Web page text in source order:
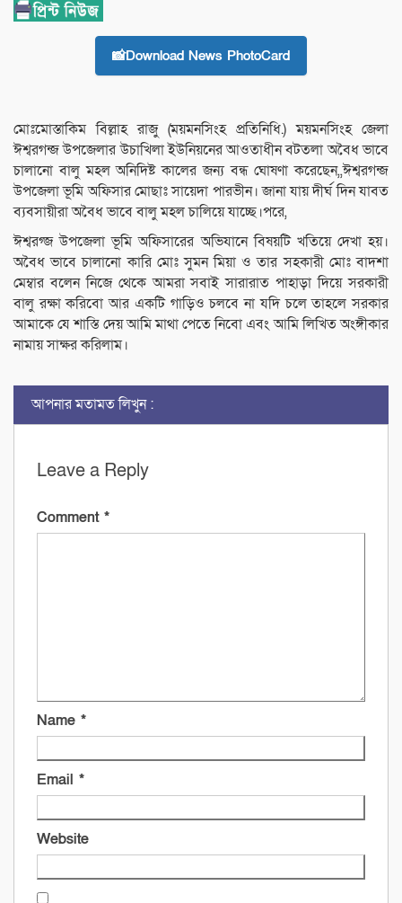
📸Download News PhotoCard
মোঃমোস্তাকিম বিল্লাহ রাজু (ময়মনসিংহ প্রতিনিধি.) ময়মনসিংহ জেলা
ঈশ্বরগন্জ উপজেলার উচাখিলা ইউনিয়নের আওতাধীন বটতলা অবৈধ ভাবে
চালানো বালু মহল অনিদিষ্ট কালের জন্য বন্ধ ঘোষণা করেছেন,,ঈশ্বরগন্জ
উপজেলা ভূমি অফিসার মোছাঃ সায়েদা পারভীন। জানা যায় দীর্ঘ দিন যাবত
ব্যবসায়ীরা অবৈধ ভাবে বালু মহল চালিয়ে যাচ্ছে।পরে,
ঈশ্বরগ্জ উপজেলা ভূমি অফিসারের অভিযানে বিষয়টি খতিয়ে দেখা হয়।
অবৈধ ভাবে চালানো কারি মোঃ সুমন মিয়া ও তার সহকারী মোঃ বাদশা
মেম্বার বলেন নিজে থেকে আমরা সবাই সারারাত পাহাড়া দিয়ে সরকারী
বালু রক্ষা করিবো আর একটি গাড়িও চলবে না যদি চলে তাহলে সরকার
আমাকে যে শাস্তি দেয় আমি মাথা পেতে নিবো এবং আমি লিখিত অংঙ্গীকার
নামায় সাক্ষর করিলাম।
আপনার মতামত লিখুন :
Leave a Reply
Comment *
Name *
Email *
Website